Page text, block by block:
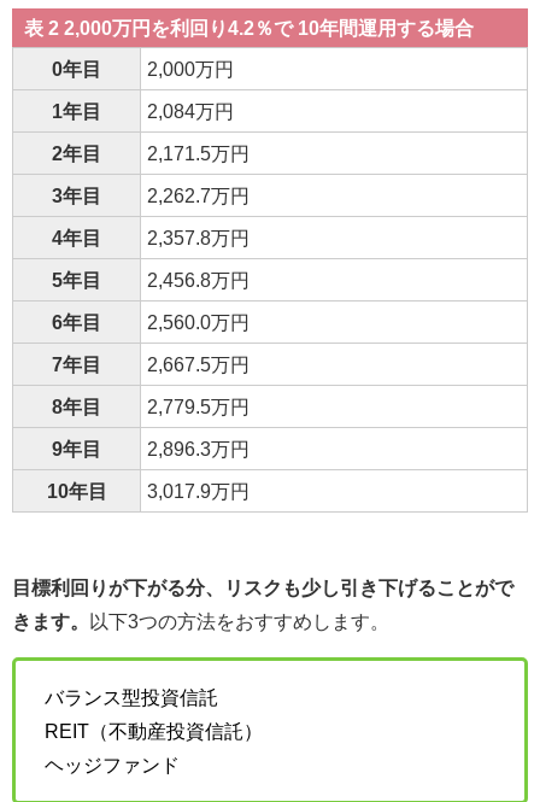
表 2 2,000万円を利回り4.2％で 10年間運用する場合
0年目 2,000万円
1年目 2,084万円
2年目 2,171.5万円
3年目 2,262.7万円
4年目 2,357.8万円
5年目 2,456.8万円
6年目 2,560.0万円
7年目 2,667.5万円
8年目 2,779.5万円
9年目 2,896.3万円
10年目 3,017.9万円
目標利回りが下がる分、リスクも少し引き下げることがで
きます。
以下3つの方法をおすすめします。
バランス型投資信託
REIT（不動産投資信託）
ヘッジファンド